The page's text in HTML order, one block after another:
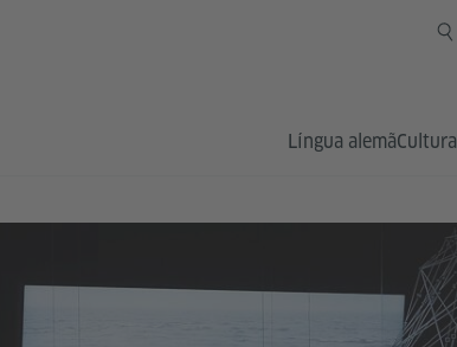
Língua alemãCultura